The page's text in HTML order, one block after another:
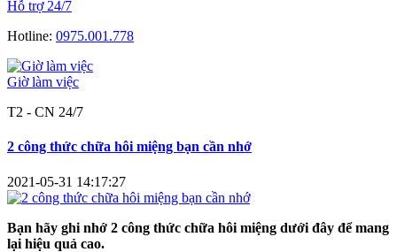
Hỗ trợ 24/7
Hotline: 0975.001.778
Giờ làm việc
T2 - CN 24/7
2 công thức chữa hôi miệng bạn cần nhớ
2021-05-31 14:17:27
Bạn hãy ghi nhớ 2 công thức chữa hôi miệng dưới đây để mang
lại hiệu quả cao.